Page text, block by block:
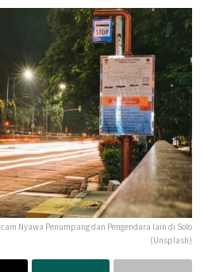
Nyawa Penumpang dan Pengendara lain di Solo
(Unsplash)